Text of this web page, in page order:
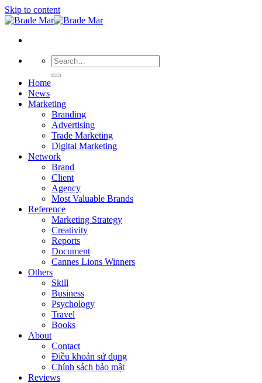
Skip to content
Home
News
Marketing
Branding
Advertising
Trade Marketing
Digital Marketing
Network
Brand
Client
Agency
Most Valuable Brands
Reference
Marketing Strategy
Creativity
Reports
Document
Cannes Lions Winners
Others
Skill
Business
Psychology
Travel
Books
About
Contact
Điều khoản sử dụng
Chính sách bảo mật
Reviews